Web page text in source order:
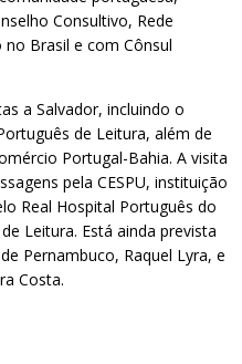
Consultivo, Rede
no Brasil e com Cônsul
a Salvador, incluindo o
de Leitura, além de
Portugal-Bahia. A visita
pela CESPU, instituição
Real Hospital Português do
Leitura. Está ainda prevista
Pernambuco, Raquel Lyra, e
Costa.